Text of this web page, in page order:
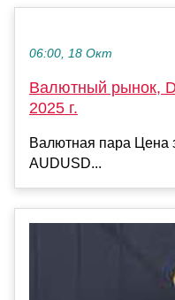
06:00, 18 Окт
Валютный рынок,
2025 г.
Валютная пара Цена
AUDUSD...